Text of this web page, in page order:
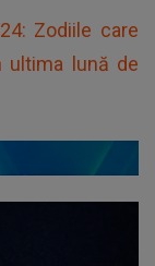
Zodiile care
ultima lună de